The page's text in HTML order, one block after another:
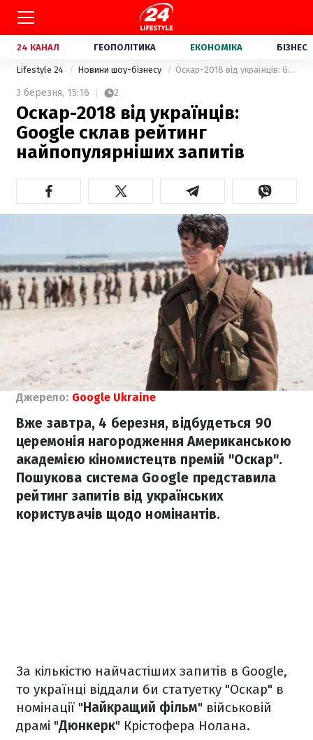
24 КАНАЛ ГЕОПОЛІТИКА ЕКОНОМІКА БІЗНЕС
Lifestyle 24 Новини шоу-бізнесу Оскар-2018 від українців: Google склав рейтинг найпопулярніших запитів
3 березня, 15:16 2
Оскар-2018 від українців:
Google склав рейтинг
найпопулярніших запитів
Джерело: Google Ukraine
Вже завтра, 4 березня, відбудеться 90
церемонія нагородження Американською
академією кіномистецтв премій "Оскар".
Пошукова система Google представила
рейтинг запитів від українських
користувачів щодо номінантів.
За кількістю найчастіших запитів в Google,
то українці віддали би статуетку "Оскар" в
номінації "Найкращий фільм" військовій
драмі "Дюнкерк" Крістофера Нолана.